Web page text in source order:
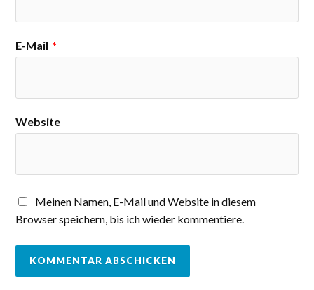
E-Mail *
Website
Meinen Namen, E-Mail und Website in diesem
Browser speichern, bis ich wieder kommentiere.